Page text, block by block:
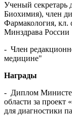
Ученый секретарь
Биохимия), член
Фармакология,
Минздрава России
- Член
медицине"
Награды
- Диплом
области за проект
для диагностики